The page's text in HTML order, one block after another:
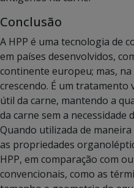
Conclusão
A HPP é uma tecnologia de
em países desenvolvidos,
continente europeu; mas,
crescendo. É um
útil da carne, mantendo a
da carne sem a necessidade
Quando utilizada de
as propriedades
HPP, em comparação com
convencionais, como as